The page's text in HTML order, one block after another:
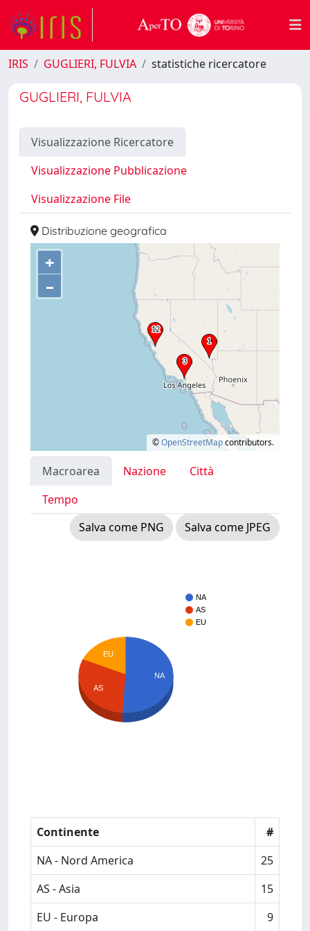
IRIS GUGLIERI, FULVIA statistiche ricercatore
GUGLIERI, FULVIA
Visualizzazione Ricercatore
Visualizzazione Pubblicazione
Visualizzazione File
Distribuzione geografica
+
–
©OpenStreetMapcontributors.
Macroarea Nazione
Città
Tempo
Salva come PNG
Salva come JPEG
NA
AS
EU
EU
AS
NA
Continente
#
NA - Nord America
25
AS - Asia
15
EU - Europa
9